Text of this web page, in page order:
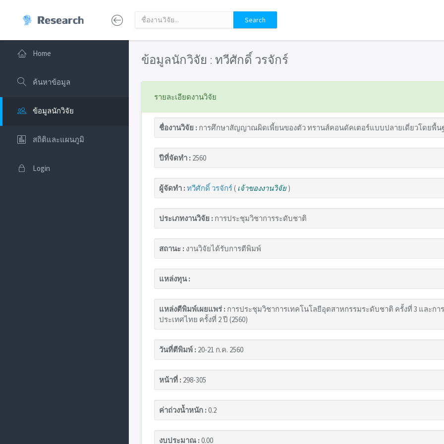
Home
ค้นหาข้อมูล
ข้อมูลนักวิจัย
สถิติและแผนภูมิ
Login
ข้อมูลนักวิจัย : ทวีศักดิ์ วรจักร์
รายละเอียดงานวิจัย
ชื่องานวิจัย : การศึกษาสัญญาณผิดเพี้ยนของตัว ทรานส์คอนดัคเตอร์แบบปลายเดี่ยวโดยพื้น
ปีที่จัดทำ : 2560
ผู้จัดทำ :ทวีศักดิ์ วรจักร์( เจ้าของงานวิจัย)
ประเภทงานวิจัย : การประชุมวิชาการระดับชาติ
สถานะ : งานวิจัยได้รับการตีพิมพ์
แหล่งทุน :
แหล่งตีพิมพ์เผยแพร่ : การประชุมวิชาการเทคโนโลยีอุตสาหกรรมระดับชาติ ครั้งที่ 3 และ
ประเทศไทย ครั้งที่ 2 ปี (2560)
วันที่ตีพิมพ์ : 20-21 ก.ค. 2560
หน้าที่ : 298-305
ค่าถ่วงน้ำหนัก :0.2
งบประมาณ :0.00